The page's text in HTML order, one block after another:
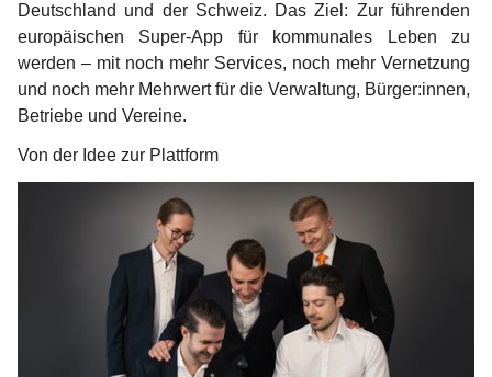
Deutschland und der Schweiz. Das Ziel: Zur führenden
europäischen Super-App für kommunales Leben zu
werden – mit noch mehr Services, noch mehr Vernetzung
und noch mehr Mehrwert für die Verwaltung, Bürger:innen,
Betriebe und Vereine.
Von der Idee zur Plattform